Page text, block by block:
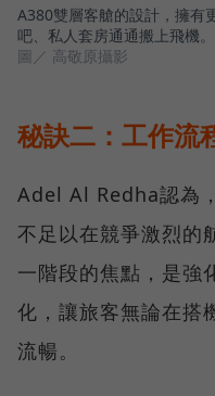
A380雙層客艙的設計，擁有
吧、私人套房通通搬上飛機。
圖／ 高敬原攝影
秘訣二：工作流
Adel Al Redha認為
不足以在競爭激烈的
一階段的焦點，是強
化，讓旅客無論在搭
流暢。